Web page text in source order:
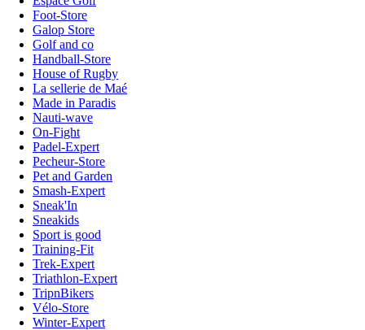
Foot-Store
Galop Store
Golf and co
Handball-Store
House of Rugby
La sellerie de Maé
Made in Paradis
Nauti-wave
On-Fight
Padel-Expert
Pecheur-Store
Pet and Garden
Smash-Expert
Sneak'In
Sneakids
Sport is good
Training-Fit
Trek-Expert
Triathlon-Expert
TripnBikers
Vélo-Store
Winter-Expert